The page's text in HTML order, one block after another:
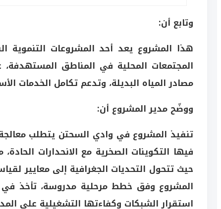
وتابع أن:
هذا المشروع يعد أحد المشروعات التنموية
المجتمعات المحلية في المناطق المستهدفة،
مصادر المياه البديلة، وتدعم تكامل الخدمات
ووضّح مدير المشروع أن:
تنفيذ المشروع في وادي السحتن يتطلب
فيها التكوينات الصخرية مع الانحدارات
حيث تتحول التحديات الجغرافية إلى معايير
المشروع وفق خطط مرحلية مدروسة، تأخذ في
استقرار الشبكات وكفاءتها التشغيلية على